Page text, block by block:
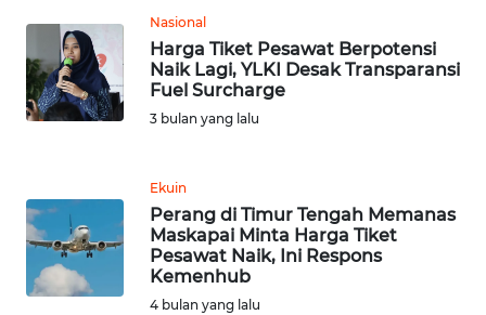
Nasional
Harga Tiket Pesawat Berpotensi
Naik Lagi, YLKI Desak Transparansi
Fuel Surcharge
3 bulan yang lalu
Ekuin
Perang di Timur Tengah Memanas
Maskapai Minta Harga Tiket
Pesawat Naik, Ini Respons
Kemenhub
4 bulan yang lalu
PEDOMAN
MEDIA
SIBER
KARIR
DISCLAIMER